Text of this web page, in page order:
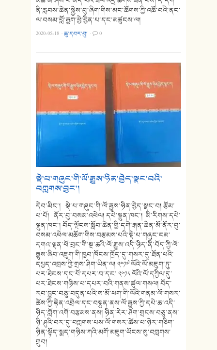
ནི་རླབས་ཆེན་སྐྱེས་བུ་ཞིག་གིས་མང་ཚོགས་ཀྱི་འཚོ་བའི་ནང་
ལ་བསམ་བློ་རྒྱག་ཕྱེ་བྱིན་པ་དང་མཚུངས་ལ།
2020-05-18 ·ཆུ་དབར་བུ། · 0
སྡེ་པ་གཞུང་གི་ལོ་རྒྱུས་ཉིན་བྱེད་སྣང་བའི་
བཀླགས་བྱང་།
དེབ་མིང་། སྡེ་པ་གཞུང་གི་ལོ་རྒྱུས་ཉིན་བྱེད་སྣང་བ། རྩོམ་
པ་པོ། ནོར་བུ་བསམ་འཕེལ། དཔེ་སྐྲུན་ཁང་། མི་རིགས་དཔེ་
སྐྲུན་ཁང་། བོད་ལྗོངས་སློབ་ཆེན་གྱི་དགེ་རྒན་ཆེན་མོ་ནོར་བུ་
བསམ་འཕེལ་མཆོག་གིས་བརྩམས་པའི་སྡེ་པ་གཞུང་ངམ་
དགའ་ལྡན་ཕོ་བྲང་གི་སྔ་ཆའི་ལོ་རྒྱུས་འདི་ཉིད་ནི་བོད་ཀྱི་ལོ་
རྒྱུས་ཞིབ་འཇུག་གི་ཁྱབ་ཁོངས་ཁྲོད་དུ་གསར་དུ་ཐོན་པའི་
དཔྱད་འབྲས་ཀྱི་གྲས་ཤིག་ཡིན་ལ། ༢༠༡༧ ལོའི་ལོ་མཇུག་ཏུ་
པར་ཐེངས་དང་པོ་དཔར་བ་དང་ ༢༠༡༨ ལོའི་ལོ་དཀྱིལ་དུ་
པར་ཐེངས་གཉིས་པ་དཔར་བའི་གནས་ཚུལ་གསལ། བོད་
རབ་བྱུང་བཅུ་བདུན་པའི་ས་མོ་ཕག་གི་ལོའི་གནམ་ལོ་གསར་
ཚེས་ཀྱི་རྟེན་འབྲེལ་དང་བསྟུན་ནས་ལོ་རྒྱུས་ཀྱི་དཔེ་ཆ་འདི་
ཉིད་ཀློག་འགོ་བརྩམས་ནས། ཉིན་རེར་ཤོག་གྲངས་བཅུ་ནས་
ཉི་ཤུའི་བར་དུ་བཀླགས་པས་ལོ་གསར་ཚེས་པ་ཉེར་གཅིག་
ཉིན་སྟོད་སྨད་གཉིས་ཀའི་མགོ་མཇུག་ཡོངས་སུ་བཀླགས་
གྲུབ།